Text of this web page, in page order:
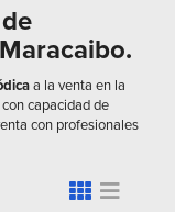
a la venta en la
capacidad de
con profesionales